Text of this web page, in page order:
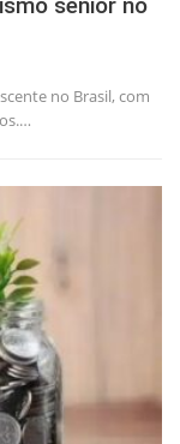
no Brasil, com